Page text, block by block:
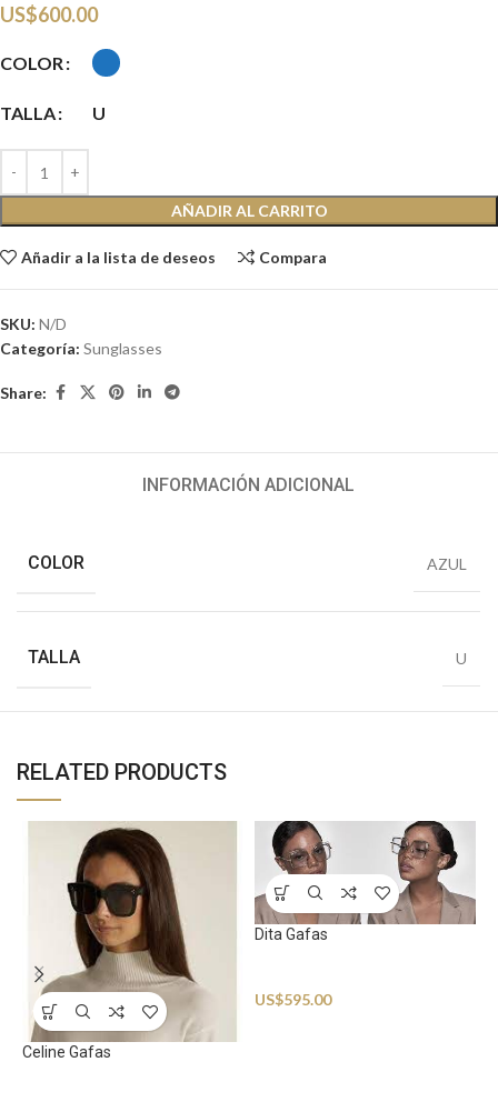
US$600.00
COLOR
TALLA U
AÑADIR AL CARRITO
Añadir a la lista de deseos Compara
SKU: N/D
Categoría: Sunglasses
Share:
INFORMACIÓN ADICIONAL
COLOR AZUL
TALLA U
RELATED PRODUCTS
Celine Gafas
Dita Gafas
US$595.00